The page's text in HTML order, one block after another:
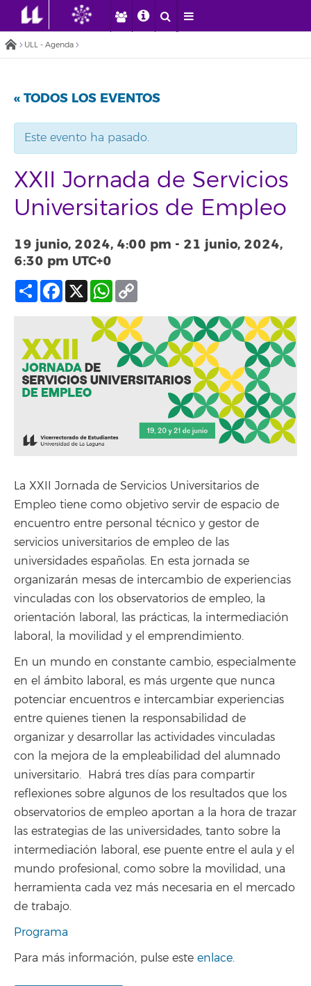
ULL - Agenda
« TODOS LOS EVENTOS
Este evento ha pasado.
XXII Jornada de Servicios
Universitarios de Empleo
19 junio, 2024, 4:00 pm - 21 junio, 2024,
6:30 pm UTC+0
Compartir
Facebook
X WhatsApp
La XXII Jornada de Servicios Universitarios de
Empleo tiene como objetivo servir de espacio de
encuentro entre personal técnico y gestor de
servicios universitarios de empleo de las
universidades españolas. En esta jornada se
organizarán mesas de intercambio de experiencias
vinculadas con los observatorios de empleo, la
orientación laboral, las prácticas, la intermediación
laboral, la movilidad y el emprendimiento.
En un mundo en constante cambio, especialmente
en el ámbito laboral, es más urgente que nunca
potenciar encuentros e intercambiar experiencias
entre quienes tienen la responsabilidad de
organizar y desarrollar las actividades vinculadas
con la mejora de la empleabilidad del alumnado
universitario. Habrá tres días para compartir
reflexiones sobre algunos de los resultados que los
observatorios de empleo aportan a la hora de trazar
las estrategias de las universidades, tanto sobre la
intermediación laboral, ese puente entre el aula y el
mundo profesional, como sobre la movilidad, una
herramienta cada vez más necesaria en el mercado
de trabajo.
Programa
Para más información, pulse este enlace.